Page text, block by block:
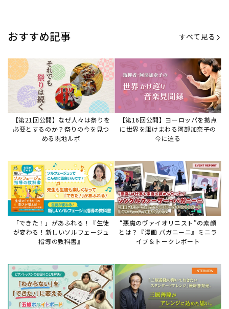
「できた！」があふれる！『生徒
指導の教科書』
イブ＆トークレポート
ード活用術
サイトからのお知らせ
ータについて
2026年7月27日
本件は、ディスクラビアをヤマハミュージックデー